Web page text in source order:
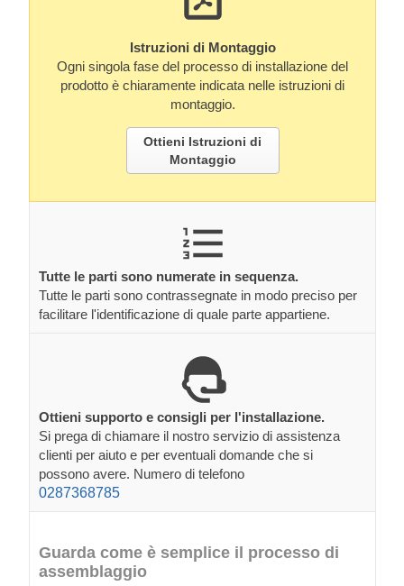
Istruzioni di Montaggio
Ogni singola fase del processo di installazione del
prodotto è chiaramente indicata nelle istruzioni di
montaggio.
Ottieni Istruzioni di
Montaggio
Tutte le parti sono numerate in sequenza.
Tutte le parti sono contrassegnate in modo preciso per
facilitare l'identificazione di quale parte appartiene.
Ottieni supporto e consigli per l'installazione.
Si prega di chiamare il nostro servizio di assistenza
clienti per aiuto e per eventuali domande che si
possono avere. Numero di telefono
0287368785
Guarda come è semplice il processo di
assemblaggio